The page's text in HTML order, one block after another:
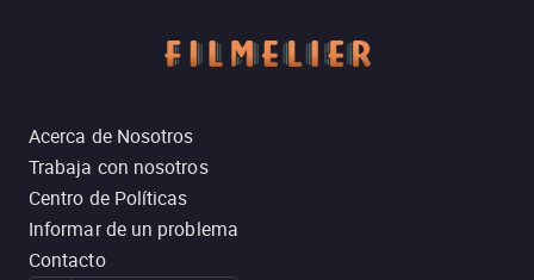
Acerca de Nosotros
Trabaja con nosotros
Centro de Políticas
Informar de un problema
Contacto